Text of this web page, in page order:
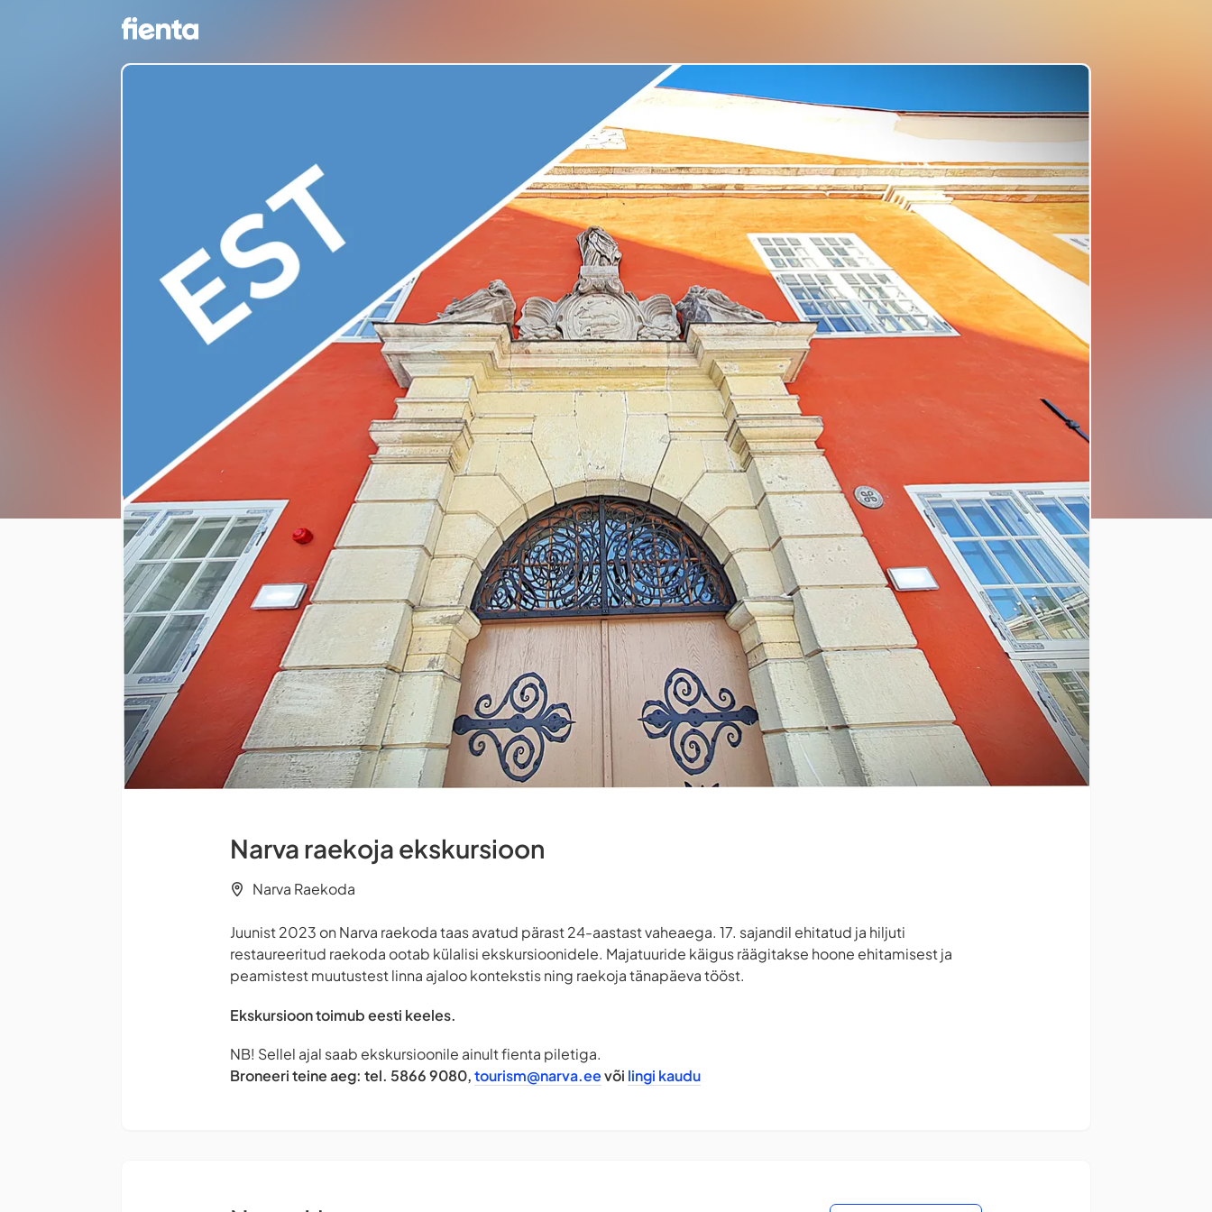
Narva raekoja ekskursioon
Narva Raekoda
Juunist 2023 on Narva raekoda taas avatud pärast 24-aastast vaheaega. 17. sajandil ehitatud ja hiljuti
restaureeritud raekoda ootab külalisi ekskursioonidele. Majatuuride käigus räägitakse hoone ehitamisest ja
peamistest muutustest linna ajaloo kontekstis ning raekoja tänapäeva tööst.
Ekskursioon toimub eesti keeles.
NB! Sellel ajal saab ekskursioonile ainult fienta piletiga.
Broneeri teine aeg: tel. 5866 9080,tourism@narva.eevõi lingi kaudu